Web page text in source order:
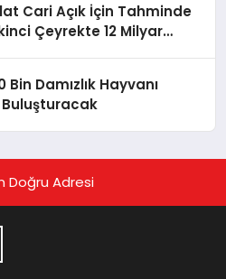
Cari Açık İçin Tahminde
Çeyrekte 12 Milyar
Bin Damızlık Hayvanı
Doğru Adresi